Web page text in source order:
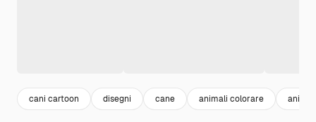
cani cartoon disegni cane animali colorare